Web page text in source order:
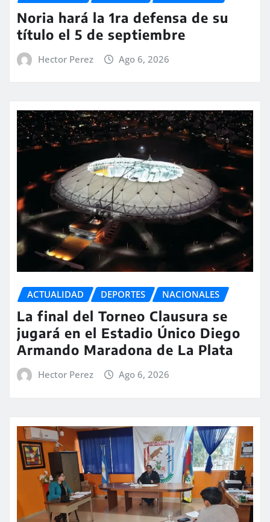
Noria hará la 1ra defensa de su
título el 5 de septiembre
Hector Perez Ago 6, 2026
ACTUALIDAD DEPORTES NACIONALES
La final del Torneo Clausura se
jugará en el Estadio Único Diego
Armando Maradona de La Plata
Hector Perez Ago 6, 2026